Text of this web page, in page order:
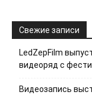
Свежие записи
LedZepFilm
видеоряд с
Видеозапись